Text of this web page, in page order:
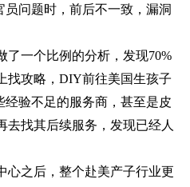
问题时，前后不一致，漏洞
一个比例的分析，发现70%
找攻略，DIY前往美国生孩子
经验不足的服务商，甚至是皮
去找其后续服务，发现已经人
之后，整个赴美产子行业更